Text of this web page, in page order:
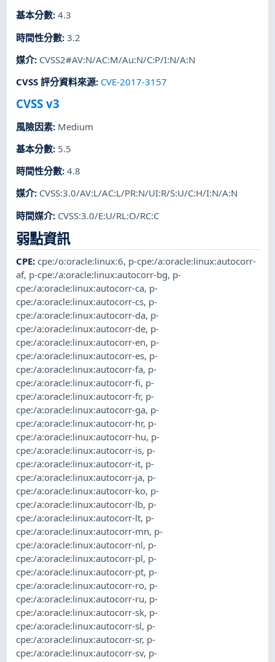
基本分數:4.3
時間性分數:3.2
媒介: CVSS2#AV:N/AC:M/Au:N/C:P/I:N/A:N
CVSS 評分資料來源: CVE-2017-3157
CVSS v3
風險因素: Medium
基本分數: 5.5
時間性分數:4.8
媒介: CVSS:3.0/AV:L/AC:L/PR:N/UI:R/S:U/C:H/I:N/A:N
時間媒介: CVSS:3.0/E:U/RL:O/RC:C
弱點資訊
CPE:cpe:/o:oracle:linux:6, p-cpe:/a:oracle:linux:autocorr-
af, p-cpe:/a:oracle:linux:autocorr-bg, p-
cpe:/a:oracle:linux:autocorr-ca, p-
cpe:/a:oracle:linux:autocorr-cs, p-
cpe:/a:oracle:linux:autocorr-da, p-
cpe:/a:oracle:linux:autocorr-de, p-
cpe:/a:oracle:linux:autocorr-en, p-
cpe:/a:oracle:linux:autocorr-es, p-
cpe:/a:oracle:linux:autocorr-fa, p-
cpe:/a:oracle:linux:autocorr-fi, p-
cpe:/a:oracle:linux:autocorr-fr, p-
cpe:/a:oracle:linux:autocorr-ga, p-
cpe:/a:oracle:linux:autocorr-hr, p-
cpe:/a:oracle:linux:autocorr-hu, p-
cpe:/a:oracle:linux:autocorr-is, p-
cpe:/a:oracle:linux:autocorr-it, p-
cpe:/a:oracle:linux:autocorr-ja, p-
cpe:/a:oracle:linux:autocorr-ko, p-
cpe:/a:oracle:linux:autocorr-lb, p-
cpe:/a:oracle:linux:autocorr-lt, p-
cpe:/a:oracle:linux:autocorr-mn, p-
cpe:/a:oracle:linux:autocorr-nl, p-
cpe:/a:oracle:linux:autocorr-pl, p-
cpe:/a:oracle:linux:autocorr-pt, p-
cpe:/a:oracle:linux:autocorr-ro, p-
cpe:/a:oracle:linux:autocorr-ru, p-
cpe:/a:oracle:linux:autocorr-sk, p-
cpe:/a:oracle:linux:autocorr-sl, p-
cpe:/a:oracle:linux:autocorr-sr, p-
cpe:/a:oracle:linux:autocorr-sv, p-